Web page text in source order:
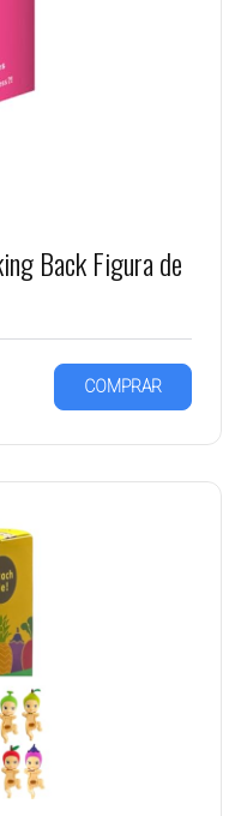
Back Figura de
COMPRAR